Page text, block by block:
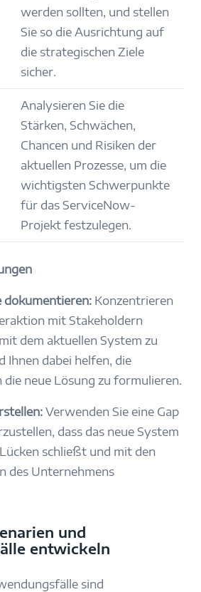
werden sollten, und stellen
Sie so die Ausrichtung auf
die strategischen Ziele
sicher.
Analysieren Sie die
Stärken, Schwächen,
Chancen und Risiken der
aktuellen Prozesse, um die
wichtigsten Schwerpunkte
für das ServiceNow-
Projekt festzulegen.
dokumentieren: Konzentrieren
mit Stakeholdern
dem aktuellen System zu
Ihnen dabei helfen, die
neue Lösung zu formulieren.
Verwenden Sie eine Gap
dass das neue System
schließt und mit den
des Unternehmens
und
entwickeln
sind